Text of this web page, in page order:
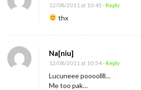
12/08/2011 at 10:45 - Reply
thx
Na[niu]
12/08/2011 at 10:54- Reply
Lucuneee poooollll…
Me too pak…